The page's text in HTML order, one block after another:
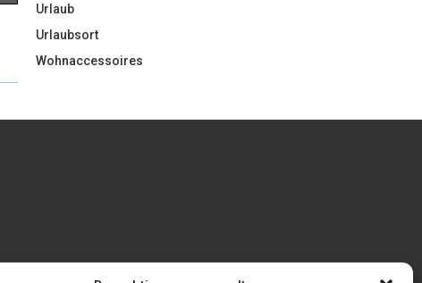
Urlaub
Urlaubsort
Wohnaccessoires